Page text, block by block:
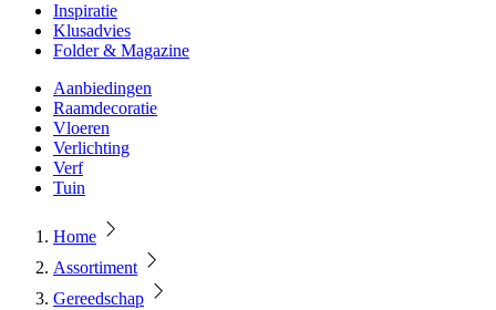
Inspiratie
Klusadvies
Folder & Magazine
Aanbiedingen
Raamdecoratie
Vloeren
Verlichting
Verf
Tuin
Home
Assortiment
Gereedschap